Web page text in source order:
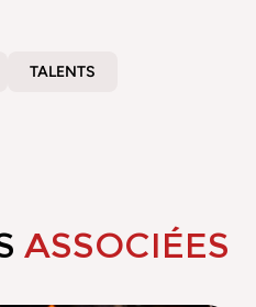
TALENTS
ASSOCIÉES